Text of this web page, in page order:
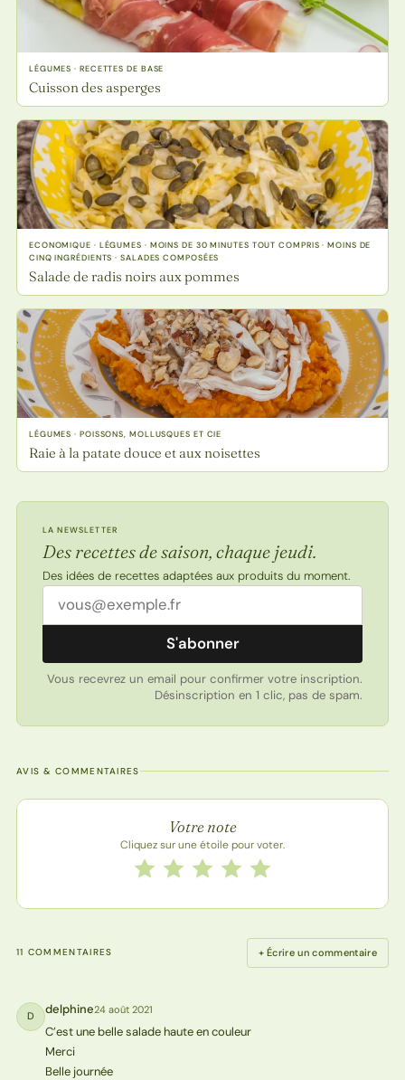
LÉGUMES · RECETTES DE BASE
Cuisson des asperges
ECONOMIQUE · LÉGUMES · MOINS DE 30 MINUTES TOUT COMPRIS · MOINS DE
CINQ INGRÉDIENTS · SALADES COMPOSÉES
Salade de radis noirs aux pommes
LÉGUMES · POISSONS, MOLLUSQUES ET CIE
Raie à la patate douce et aux noisettes
LA NEWSLETTER
Des recettes de saison, chaque jeudi.
Des idées de recettes adaptées aux produits du moment.
Adresse email
S'abonner
Vous recevrez un email pour confirmer votre inscription.
Désinscription en 1 clic, pas de spam.
AVIS & COMMENTAIRES
Note de la recette
Votre note
Cliquez sur une étoile pour voter.
Notez cette recette de 1 à 5 étoiles
5 étoiles
4 étoiles
3 étoiles
2 étoiles
1 étoile
11 COMMENTAIRES + Écrire un commentaire
D delphine24 août 2021
C’est une belle salade haute en couleur
Merci
Belle journée